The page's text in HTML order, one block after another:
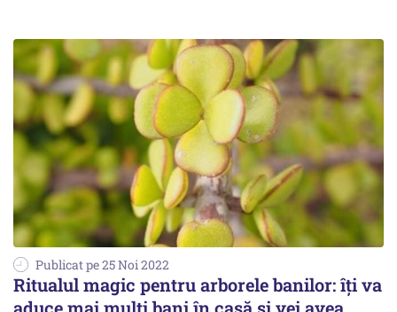
Publicat pe 25 Noi 2022
Ritualul magic pentru arborele banilor: îți va
aduce mai mulți bani în casă și vei avea